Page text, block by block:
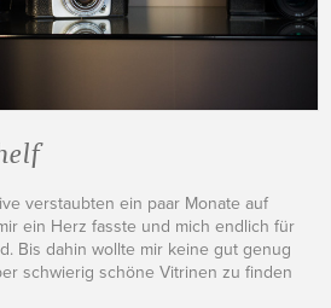
verstaubten ein paar Monate auf
ein Herz fasste und mich endlich für
Bis dahin wollte mir keine gut genug
schwierig schöne Vitrinen zu finden